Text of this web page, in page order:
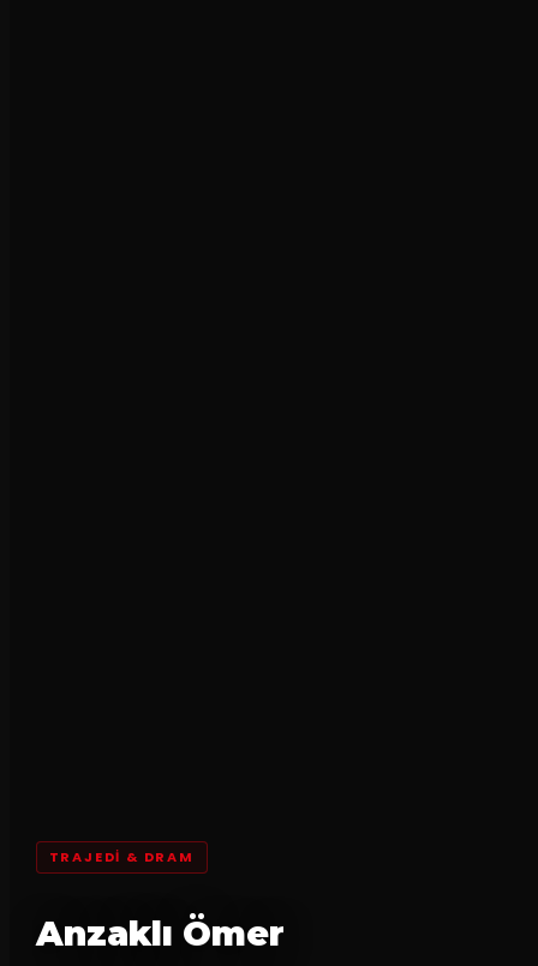
TRAJEDI & DRAM
Anzaklı Ömer